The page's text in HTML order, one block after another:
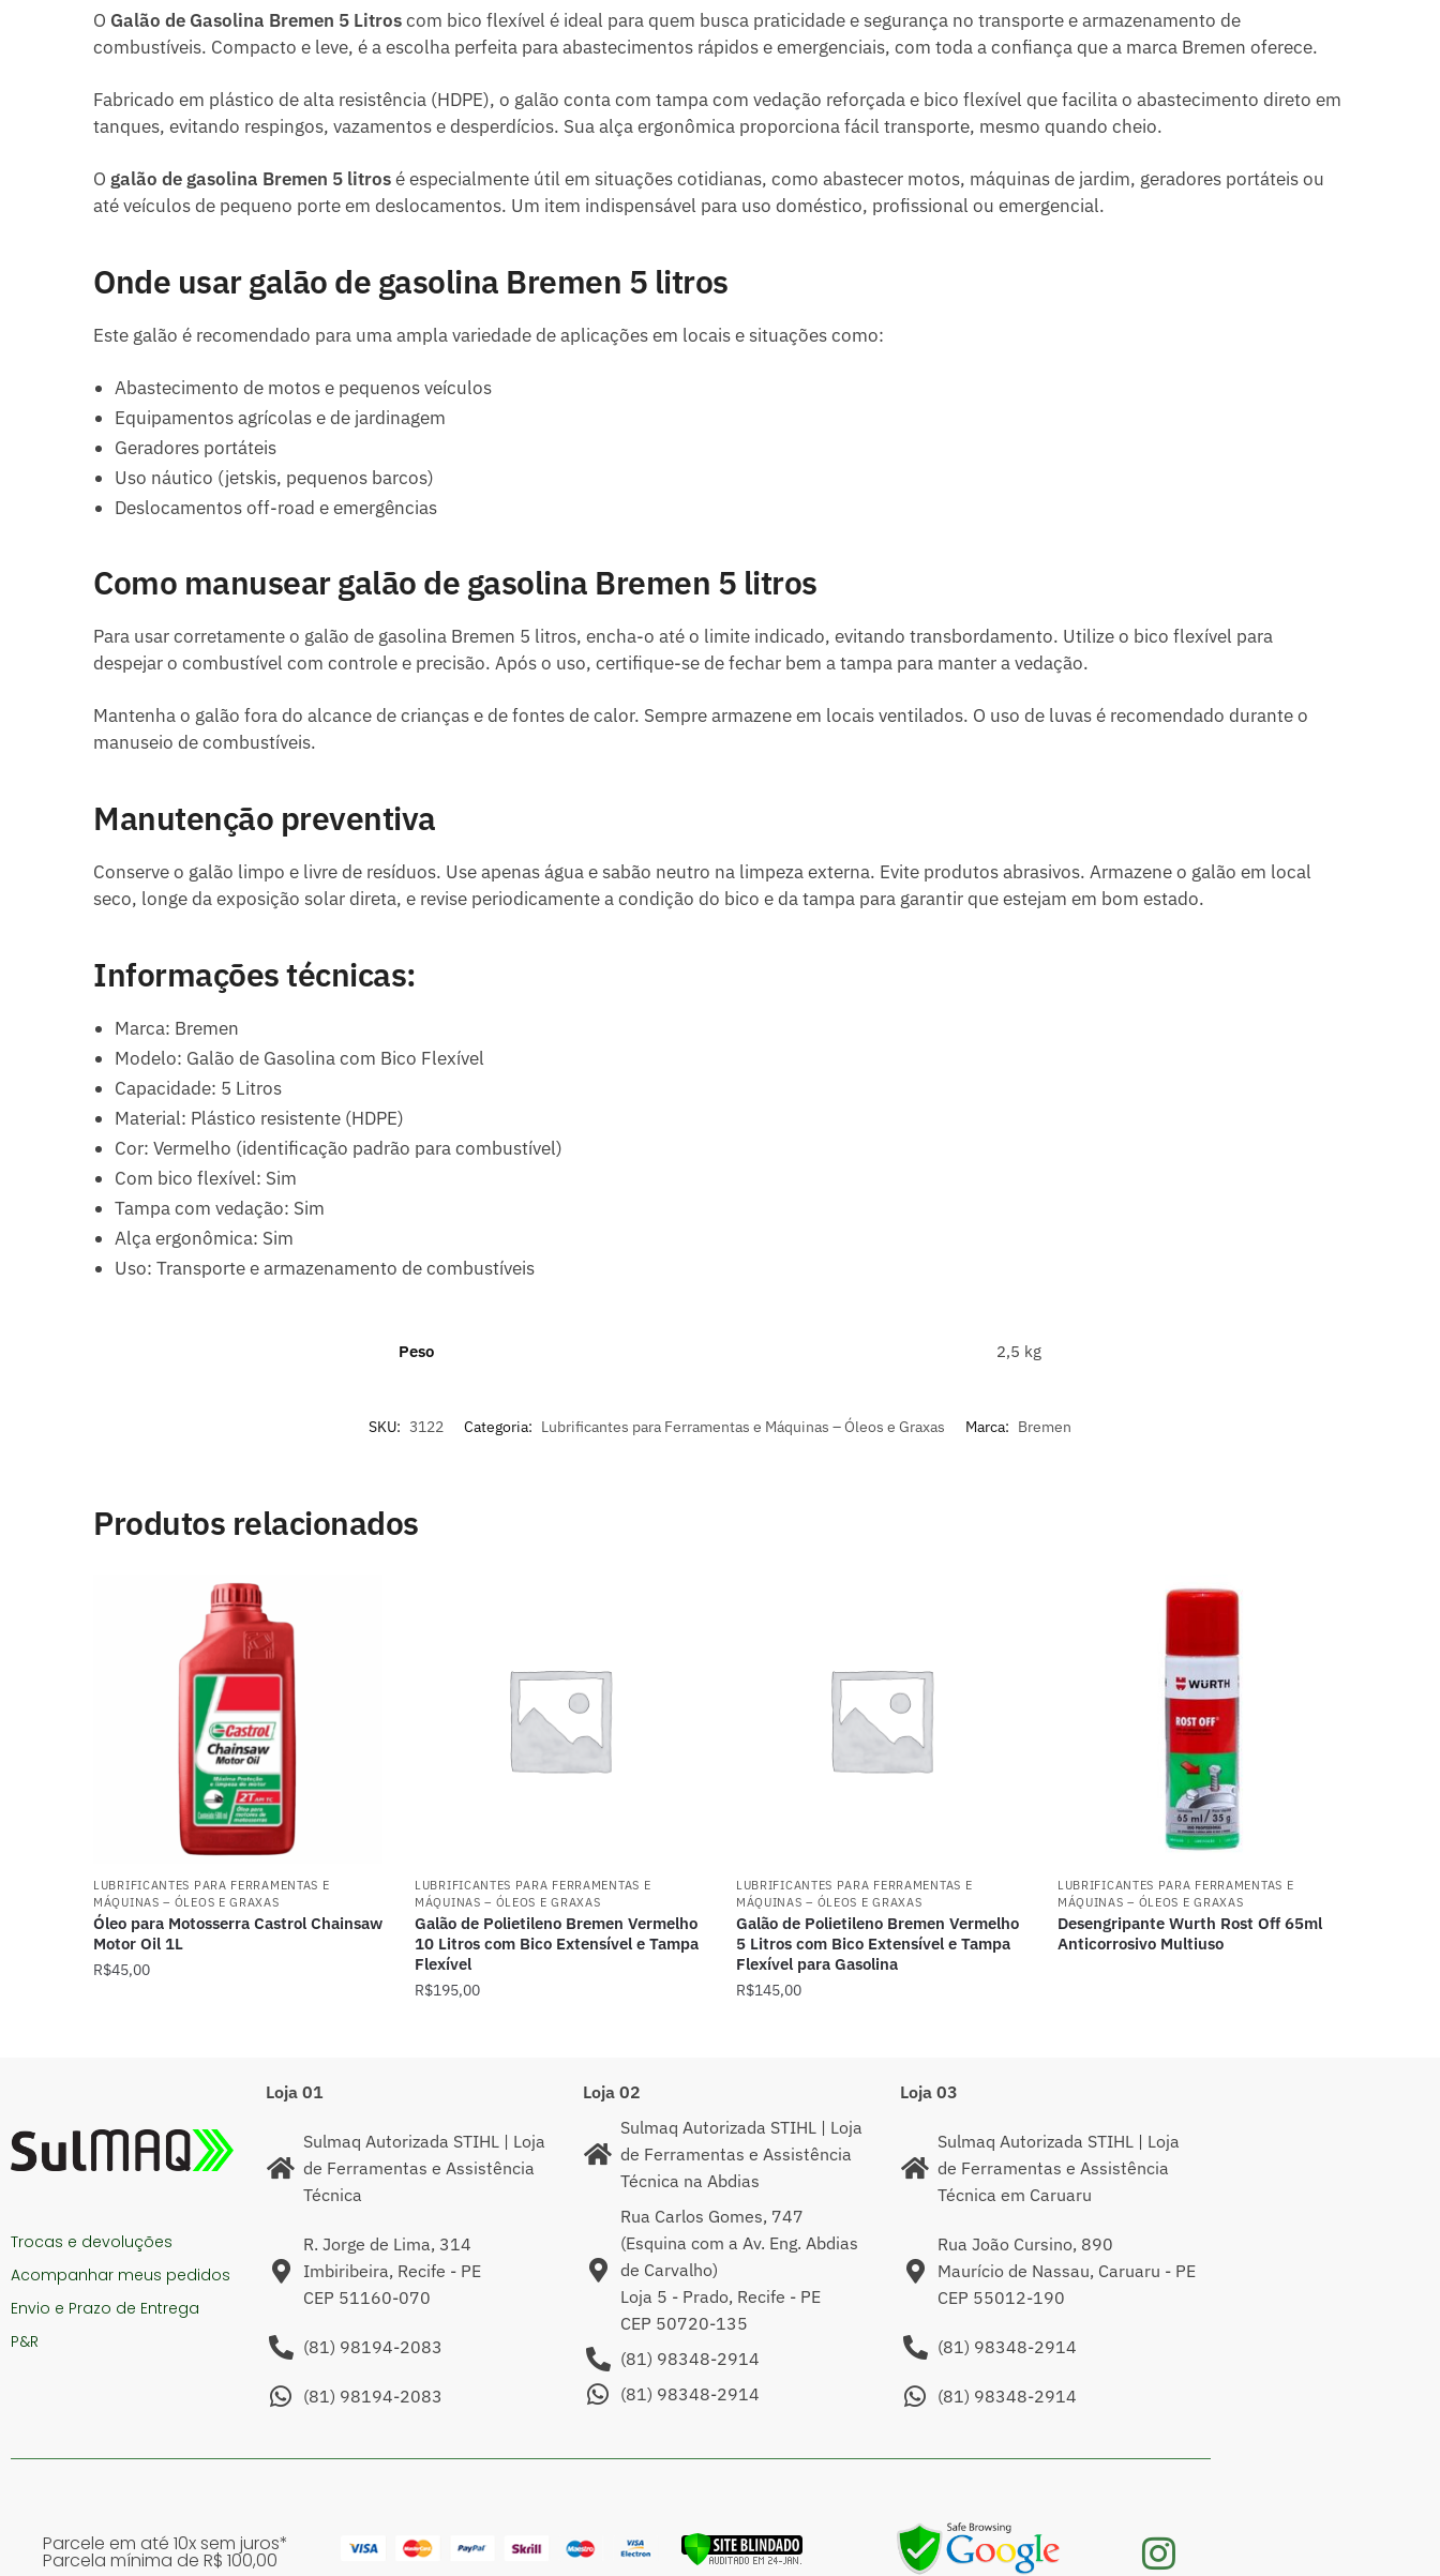
O Galão de Gasolina Bremen 5 Litroscom bico flexível é ideal para quem busca praticidade e segurança no transporte e armazenamento de
combustíveis. Compacto e leve, é a escolha perfeita para abastecimentos rápidos e emergenciais, com toda a confiança que a marca Bremen oferece.
Fabricado em plástico de alta resistência (HDPE), o galão conta com tampa com vedação reforçada e bico flexível que facilita o abastecimento direto em
tanques, evitando respingos, vazamentos e desperdícios. Sua alça ergonômica proporciona fácil transporte, mesmo quando cheio.
O galão de gasolina Bremen 5 litrosé especialmente útil em situações cotidianas, como abastecer motos, máquinas de jardim, geradores portáteis ou
até veículos de pequeno porte em deslocamentos. Um item indispensável para uso doméstico, profissional ou emergencial.
Onde usar galão de gasolina Bremen 5 litros
Este galão é recomendado para uma ampla variedade de aplicações em locais e situações como:
Abastecimento de motos e pequenos veículos
Equipamentos agrícolas e de jardinagem
Geradores portáteis
Uso náutico (jetskis, pequenos barcos)
Deslocamentos off-road e emergências
Como manusear galão de gasolina Bremen 5 litros
Para usar corretamente o galão de gasolina Bremen 5 litros, encha-o até o limite indicado, evitando transbordamento. Utilize o bico flexível para
despejar o combustível com controle e precisão. Após o uso, certifique-se de fechar bem a tampa para manter a vedação.
Mantenha o galão fora do alcance de crianças e de fontes de calor. Sempre armazene em locais ventilados. O uso de luvas é recomendado durante o
manuseio de combustíveis.
Manutenção preventiva
Conserve o galão limpo e livre de resíduos. Use apenas água e sabão neutro na limpeza externa. Evite produtos abrasivos. Armazene o galão em local
seco, longe da exposição solar direta, e revise periodicamente a condição do bico e da tampa para garantir que estejam em bom estado.
Informações técnicas:
Marca: Bremen
Modelo: Galão de Gasolina com Bico Flexível
Capacidade: 5 Litros
Material: Plástico resistente (HDPE)
Cor: Vermelho (identificação padrão para combustível)
Com bico flexível: Sim
Tampa com vedação: Sim
Alça ergonômica: Sim
Uso: Transporte e armazenamento de combustíveis
Peso 2,5 kg
SKU: 3122 Categoria: Lubrificantes para Ferramentas e Máquinas – Óleos e Graxas Marca: Bremen
Produtos relacionados
LUBRIFICANTES PARA FERRAMENTAS E
MÁQUINAS – ÓLEOS E GRAXAS
Óleo para Motosserra Castrol Chainsaw
Motor Oil 1L
R$45,00
LUBRIFICANTES PARA FERRAMENTAS E
MÁQUINAS – ÓLEOS E GRAXAS
Galão de Polietileno Bremen Vermelho
10 Litros com Bico Extensível e Tampa
Flexível
R$195,00
LUBRIFICANTES PARA FERRAMENTAS E
MÁQUINAS – ÓLEOS E GRAXAS
Galão de Polietileno Bremen Vermelho
5 Litros com Bico Extensível e Tampa
Flexível para Gasolina
R$145,00
LUBRIFICANTES PARA FERRAMENTAS E
MÁQUINAS – ÓLEOS E GRAXAS
Desengripante Wurth Rost Off 65ml
Anticorrosivo Multiuso
Trocas e devoluções
Acompanhar meus pedidos
Envio e Prazo de Entrega
P&R
Loja 01
Sulmaq Autorizada STIHL | Loja
de Ferramentas e Assistência
Técnica
R. Jorge de Lima, 314
Imbiribeira, Recife - PE
CEP 51160-070
(81) 98194-2083
(81) 98194-2083
Loja 02
Sulmaq Autorizada STIHL | Loja
de Ferramentas e Assistência
Técnica na Abdias
Rua Carlos Gomes, 747
(Esquina com a Av. Eng. Abdias
de Carvalho)
Loja 5 - Prado, Recife - PE
CEP 50720-135
(81) 98348-2914
(81) 98348-2914
Loja 03
Sulmaq Autorizada STIHL | Loja
de Ferramentas e Assistência
Técnica em Caruaru
Rua João Cursino, 890
Maurício de Nassau, Caruaru - PE
CEP 55012-190
(81) 98348-2914
(81) 98348-2914
Parcele em até 10x sem juros*
Parcela mínima de R$ 100,00